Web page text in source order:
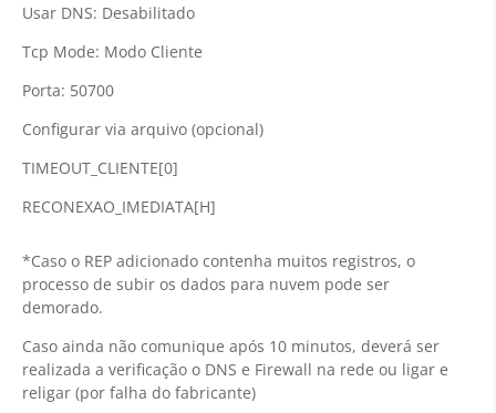
Usar DNS: Desabilitado
Tcp Mode: Modo Cliente
Porta: 50700
Configurar via arquivo (opcional)
TIMEOUT_CLIENTE[0]
RECONEXAO_IMEDIATA[H]
*Caso o REP adicionado contenha muitos registros, o
processo de subir os dados para nuvem pode ser
demorado.
Caso ainda não comunique após 10 minutos, deverá ser
realizada a verificação o DNS e Firewall na rede ou ligar e
religar (por falha do fabricante)